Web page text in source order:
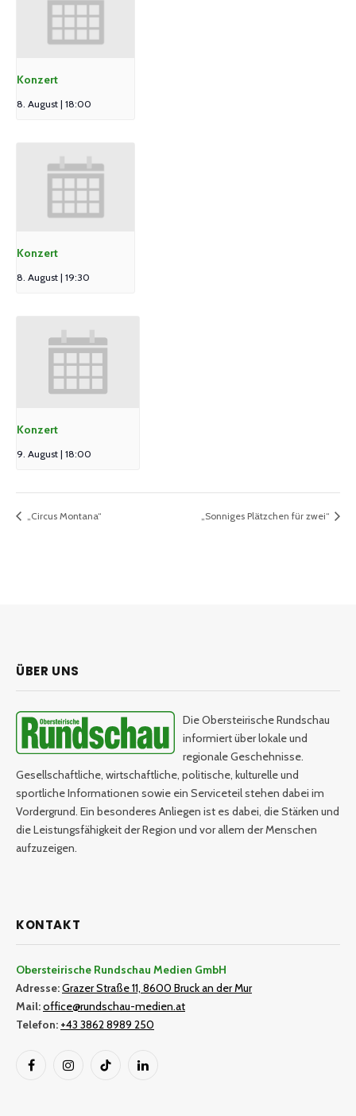
Konzert
8. August | 18:00
Konzert
8. August | 19:30
Konzert
9. August | 18:00
„Circus Montana“ „Sonniges Plätzchen für zwei“
ÜBER UNS
Die Obersteirische Rundschau
informiert über lokale und
regionale Geschehnisse.
Gesellschaftliche, wirtschaftliche, politische, kulturelle und
sportliche Informationen sowie ein Serviceteil stehen dabei im
Vordergrund. Ein besonderes Anliegen ist es dabei, die Stärken und
die Leistungsfähigkeit der Region und vor allem der Menschen
aufzuzeigen.
KONTAKT
Obersteirische Rundschau Medien GmbH
Adresse:Grazer Straße 11, 8600 Bruck an der Mur
Mail:office@rundschau-medien.at
Telefon: +43 3862 8989 250
FacebookInstagramTikTok LinkedIn